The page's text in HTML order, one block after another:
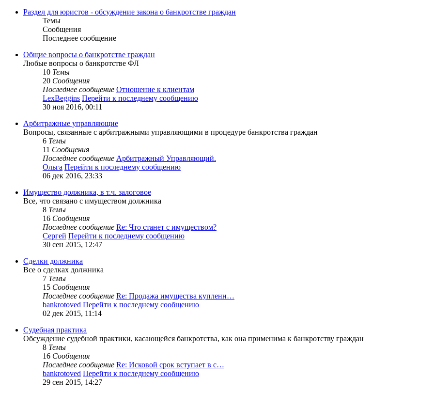
Раздел для юристов - обсуждение закона о банкротстве граждан
Темы
Сообщения
Последнее сообщение
Общие вопросы о банкротстве граждан
Любые вопросы о банкротстве ФЛ
10 Темы
20 Сообщения
Последнее сообщение Отношение к клиентам
LexBeggins Перейти к последнему сообщению
30 ноя 2016, 00:11
Арбитражные управляющие
Вопросы, связанные с арбитражными управляющими в процедуре банкротства граждан
6 Темы
11 Сообщения
Последнее сообщение Арбитражный Управляющий.
Ольга Перейти к последнему сообщению
06 дек 2016, 23:33
Имущество должника, в т.ч. залоговое
Все, что связано с имуществом должника
8 Темы
16 Сообщения
Последнее сообщение Re: Что станет с имуществом?
Сергей Перейти к последнему сообщению
30 сен 2015, 12:47
Сделки должника
Все о сделках должника
7 Темы
15 Сообщения
Последнее сообщение Re: Продажа имущества купленн…
bankrotoved Перейти к последнему сообщению
02 дек 2015, 11:14
Судебная практика
Обсуждение судебной практики, касающейся банкротства, как она применима к банкротству граждан
8 Темы
16 Сообщения
Последнее сообщение Re: Исковой срок вступает в с…
bankrotoved Перейти к последнему сообщению
29 сен 2015, 14:27